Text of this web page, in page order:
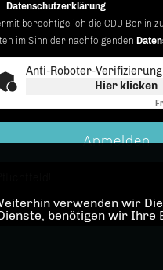
Datenschutzerklärung
berechtige ich die CDU Berlin
im Sinn der nachfolgenden
Anti-Roboter-Verifizierung
Hier klicken
verwenden wir
benötigen wir Ihre